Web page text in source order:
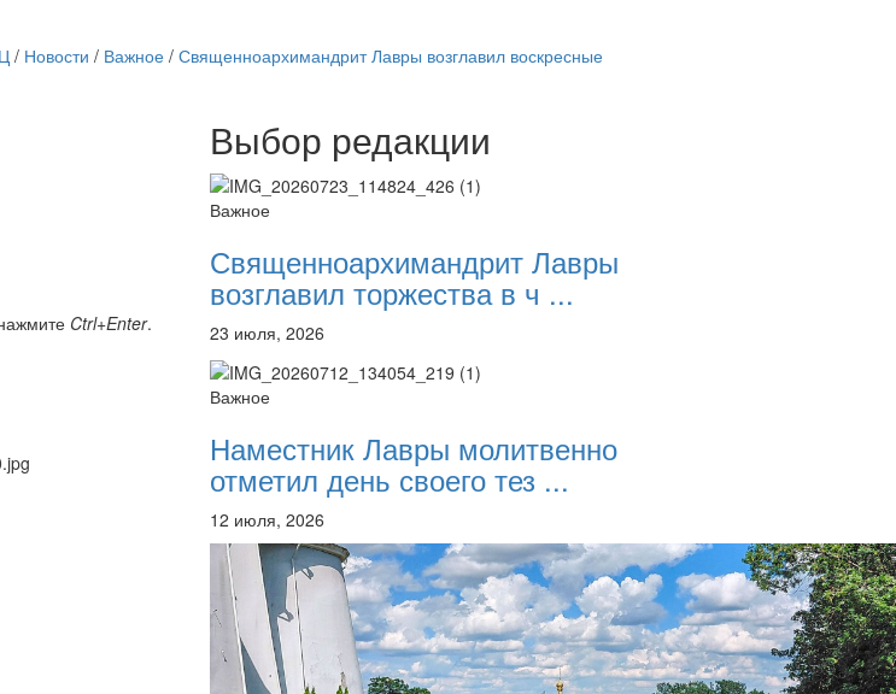
Онлайн трансляции
12 сентября 2015
12 сентября 2015Название трансляции
12 сентября 2015
12 сентября 2015Название трансляции
12 сентября 2015Название трансляции
Название трансляции
12 сентября 2015Название трансляции
Перейти к архиву
/ Новости / Важное/ Священноархимандрит Лавры возглавил воскресные
Ctrl+Enter.
Выбор редакции
Важное
Священноархимандрит Лавры
возглавил торжества в ч ...
23 июля, 2026
Важное
Наместник Лавры молитвенно
отметил день своего тез ...
12 июля, 2026